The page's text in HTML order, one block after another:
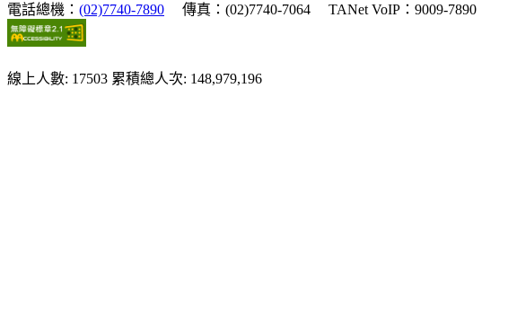
電話總機： (02)7740-7890 傳真：(02)7740-7064 TANet VoIP：9009-7890
線上人數: 17503 累積總人次: 148,979,196